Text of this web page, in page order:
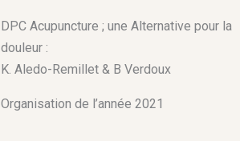
DPC Acupuncture ; une Alternative pour la
douleur :
K. Aledo-Remillet & B Verdoux
Organisation de l’année 2021